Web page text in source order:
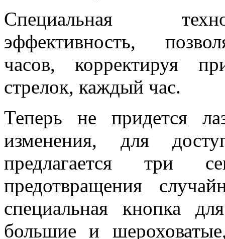
Специальная
эффективность,
часов, корректируя
стрелок, каждый час.
Теперь не придется
изменения, для
предлагается три
предотвращения
специальная кнопка
большие и